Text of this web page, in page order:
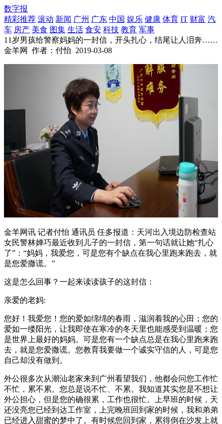
数字报
精彩推荐 滚动 新闻 广州 广东 中国 娱乐 健康 体育 IT 财富 汽
车 房产 美食 图集 生活 食安 科技 教育 军事
11岁男孩给警察妈妈的一封信，开头扎心，结尾让人泪奔……
金羊网
作者：付怡 2019-03-08
金羊网讯 记者付怡 通讯员 任多报道：天河出入境边防检查站
女民警林婵巧最近收到儿子的一封信，第一句话就让她“扎心
了”：“妈妈，我爱您，可是您有个缺点在我心里跑来跑去，就
是您爱撒谎。”
这是怎么回事？一起来读读孩子的这封信：
亲爱的老妈:
您好！我爱您！您的爱如绵绵的春雨，滋润着我的心田；您的
爱如一缕阳光，让我即使在寒冷的冬天里也能感受到温暖；您
是世界上最好的妈妈。可是您有一个缺点总是在我心里跑来跑
去，就是您爱撒谎。您教育我要做一个诚实守信的人，可是您
自己却没有做到。
外公很多次从潮汕老家来到广州看望我们，他都会问您工作忙
不忙，累不累。您总是说不忙、不累。我知道其实您是不想让
外公担心，但是您的确很累，工作也很忙。上早班的时候，天
还没亮您已经到达工作室，上完晚班回到家的时候，我和弟弟
已经进入甜蜜的梦中了。有时候您回到家，累得倒在沙发上就